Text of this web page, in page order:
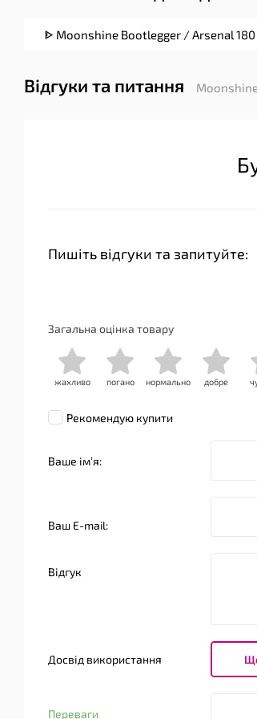
ᐈ Moonshine Bootlegger / Arsenal 180
Відгуки та питання
Пишіть відгуки та запитуйте:
Загальна оцінка товару
жахливо погано нормально добре
Рекомендую купити
Ваше імʼя:
Ваш E-mail:
Відгук
Досвід використання
Переваги